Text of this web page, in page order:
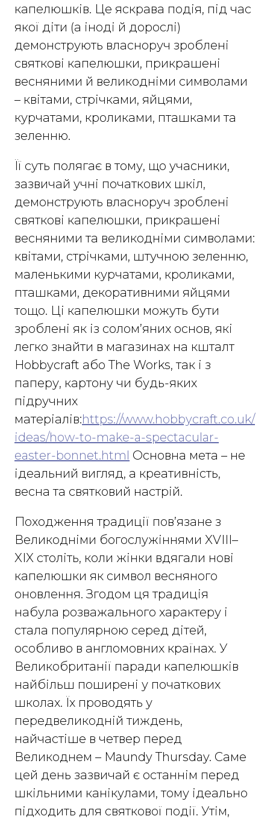
капелюшків. Це яскрава подія, під час
якої діти (а іноді й дорослі)
демонструють власноруч зроблені
святкові капелюшки, прикрашені
весняними й великодніми символами
– квітами, стрічками, яйцями,
курчатами, кроликами, пташками та
зеленню.
Її суть полягає в тому, що учасники,
зазвичай учні початкових шкіл,
демонструють власноруч зроблені
святкові капелюшки, прикрашені
весняними та великодніми символами:
квітами, стрічками, штучною зеленню,
маленькими курчатами, кроликами,
пташками, декоративними яйцями
тощо. Ці капелюшки можуть бути
зроблені як із солом’яних основ, які
легко знайти в магазинах на кшталт
Hobbycraft або The Works, так і з
паперу, картону чи будь-яких
підручних
матеріалів:https://www.hobbycraft.co.uk/
ideas/how-to-make-a-spectacular-
easter-bonnet.html Основна мета – не
ідеальний вигляд, а креативність,
весна та святковий настрій.
Походження традиції пов’язане з
Великодніми богослужіннями XVIII–
XIX століть, коли жінки вдягали нові
капелюшки як символ весняного
оновлення. Згодом ця традиція
набула розважального характеру і
стала популярною серед дітей,
особливо в англомовних країнах. У
Великобританії паради капелюшків
найбільш поширені у початкових
школах. Їх проводять у
передвеликодній тиждень,
найчастіше в четвер перед
Великоднем – Maundy Thursday. Саме
цей день зазвичай є останнім перед
шкільними канікулами, тому ідеально
підходить для святкової події. Утім,